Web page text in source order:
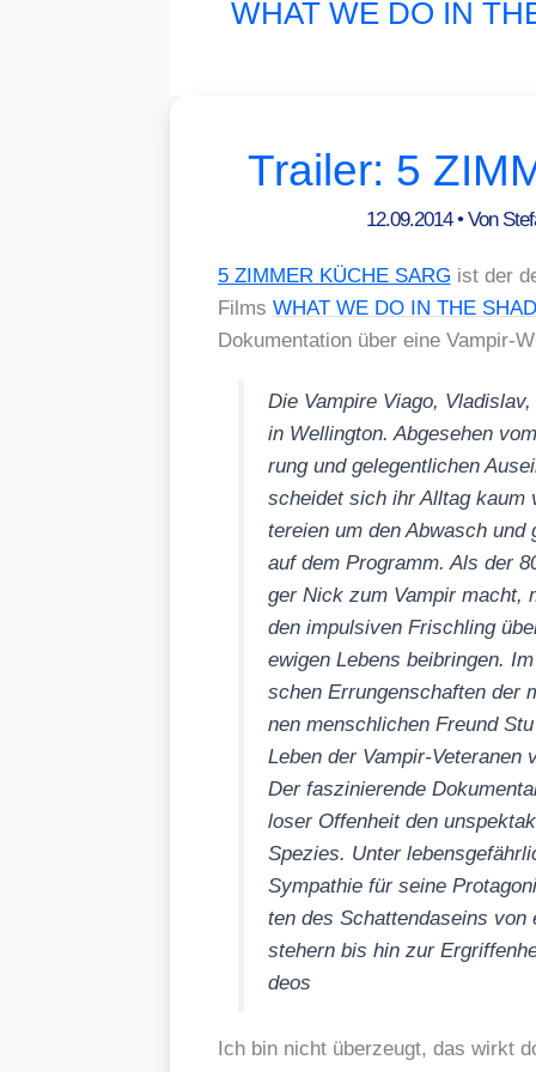
WHAT WE DO IN
Trailer: 5
12.09.2014• Von
5 ZIMMER KÜCHE SARG ist der
Films WHAT WE DO IN THE
Doku­men­ta­ti­on über eine Vam­pir-
Die Vam­pi­re Via­go,
in Wel­ling­ton. Abge­se­hen
rung und gele­gent­li­chen
schei­det sich ihr All­tag
te­rei­en um den Abwasch
auf dem Pro­gramm. Als der
ger Nick zum Vam­pir macht,
den impul­si­ven Frisch­ling
ewi­gen Lebens bei­brin­gen.
schen Errun­gen­schaf­ten der
nen mensch­li­chen Freund
Leben der Vam­pir-Vete­ra­nen
Der fas­zi­nie­ren­de
lo­ser Offen­heit den
Spe­zi­es. Unter
Sym­pa­thie für sei­ne
ten des Schat­ten­da­seins
ste­hern bis hin zur
de­os
Ich bin nicht über­zeugt, das wirkt